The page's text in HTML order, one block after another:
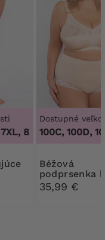
8XL, 9XL, 3XL,
Dostupné
100B, 100C, 100D,
Béžová
podprsenka
kostic
35,99 €